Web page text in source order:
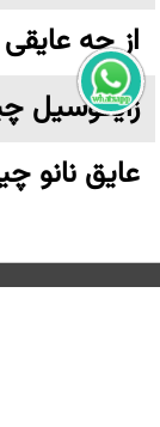
از چه
زایکوسیل
عایق نانو
تهران،خیابان